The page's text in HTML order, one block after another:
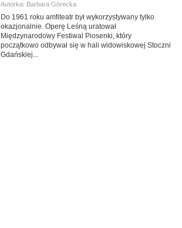
Autorka: Barbara Górecka
Do 1961 roku amfiteatr był wykorzystywany tylko
okazjonalnie. Operę Leśną uratował
Międzynarodowy Festiwal Piosenki, który
początkowo odbywał się w hali widowiskowej Stoczni
Gdańskiej...